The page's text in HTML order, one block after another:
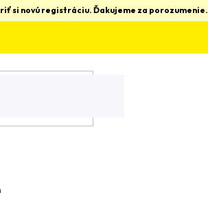
si novú registráciu. Ďakujeme za porozumenie.